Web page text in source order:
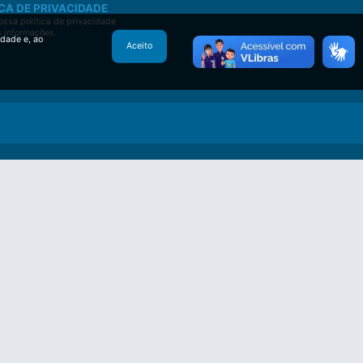
DE PRIVACIDADE
política de privacidade
informações.
e, ao
Aceito